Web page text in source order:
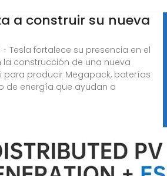
a construir su nueva
Tesla fortalece su presencia en el
construcción de una nueva
para producir Megapack, baterías
de energía que ayudan a